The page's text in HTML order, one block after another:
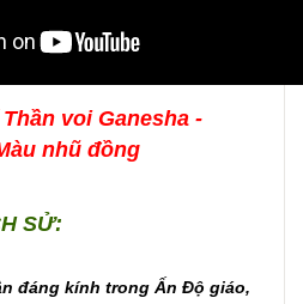
voi Ganesha -
nhũ đồng
SỬ:
đáng kính trong Ấn Độ giáo,